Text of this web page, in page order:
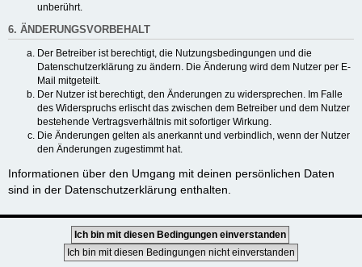
unberührt.
6. ÄNDERUNGSVORBEHALT
Der Betreiber ist berechtigt, die Nutzungsbedingungen und die
Datenschutzerklärung zu ändern. Die Änderung wird dem Nutzer per E-
Mail mitgeteilt.
Der Nutzer ist berechtigt, den Änderungen zu widersprechen. Im Falle
des Widerspruchs erlischt das zwischen dem Betreiber und dem Nutzer
bestehende Vertragsverhältnis mit sofortiger Wirkung.
Die Änderungen gelten als anerkannt und verbindlich, wenn der Nutzer
den Änderungen zugestimmt hat.
Informationen über den Umgang mit deinen persönlichen Daten
sind in der Datenschutzerklärung enthalten.